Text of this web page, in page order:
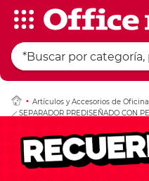
Artículos y Accesorios de Oficina
SEPARADOR PREDISEÑADO CON